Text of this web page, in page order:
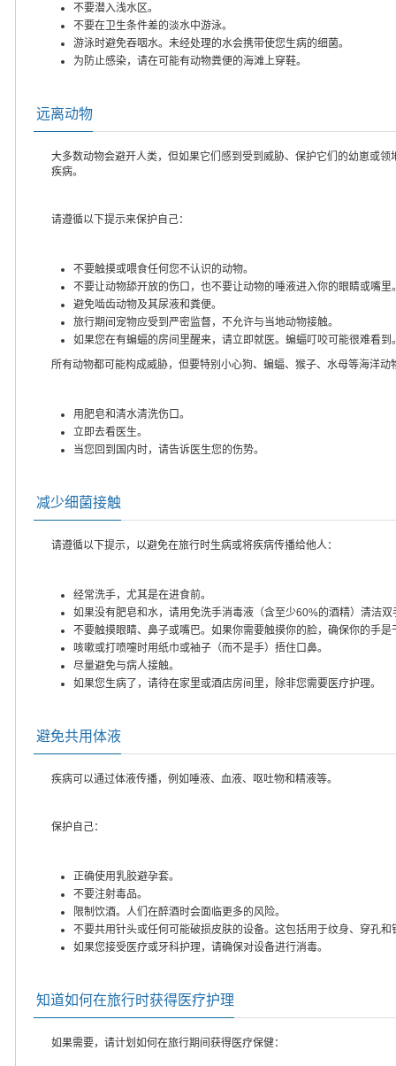
不要潜入浅水区。
不要在卫生条件差的淡水中游泳。
游泳时避免吞咽水。未经处理的水会携带使您生病的细菌。
为防止感染，请在可能有动物粪便的海滩上穿鞋。
远离动物
大多数动物会避开人类，但如果它们感到受到威胁、保护它们的幼崽或
疾病。
请遵循以下提示来保护自己：
不要触摸或喂食任何您不认识的动物。
不要让动物舔开放的伤口，也不要让动物的唾液进入你的眼睛或嘴里
避免啮齿动物及其尿液和粪便。
旅行期间宠物应受到严密监督，不允许与当地动物接触。
如果您在有蝙蝠的房间里醒来，请立即就医。蝙蝠叮咬可能很难看到
所有动物都可能构成威胁，但要特别小心狗、蝙蝠、猴子、水母等海洋
用肥皂和清水清洗伤口。
立即去看医生。
当您回到国内时，请告诉医生您的伤势。
减少细菌接触
请遵循以下提示，以避免在旅行时生病或将疾病传播给他人：
经常洗手，尤其是在进食前。
如果没有肥皂和水，请用免洗手消毒液（含至少60%的酒精）清洁双
不要触摸眼睛、鼻子或嘴巴。如果你需要触摸你的脸，确保你的手是
咳嗽或打喷嚏时用纸巾或袖子（而不是手）捂住口鼻。
尽量避免与病人接触。
如果您生病了，请待在家里或酒店房间里，除非您需要医疗护理。
避免共用体液
疾病可以通过体液传播，例如唾液、血液、呕吐物和精液等。
保护自己：
正确使用乳胶避孕套。
不要注射毒品。
限制饮酒。人们在醉酒时会面临更多的风险。
不要共用针头或任何可能破损皮肤的设备。这包括用于纹身、穿孔和
如果您接受医疗或牙科护理，请确保对设备进行消毒。
知道如何在旅行时获得医疗护理
如果需要，请计划如何在旅行期间获得医疗保健：